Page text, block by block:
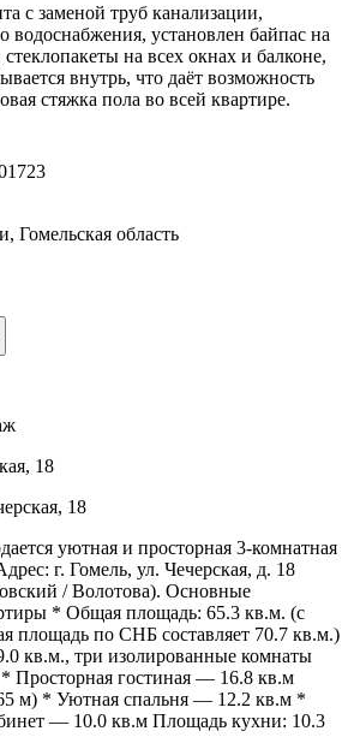
с заменой труб канализации,
водоснабжения, установлен байпас на
на всех окнах и балконе,
внутрь, что даёт возможность
стяжка пола во всей квартире.
Гомельская область
18
18
уютная и просторная 3-комнатная
г. Гомель, ул. Чечерская, д. 18
/ Волотова). Основные
* Общая площадь: 65.3 кв.м. (с
площадь по СНБ составляет 70.7 кв.м.)
кв.м., три изолированные комнаты
Просторная гостиная — 16.8 кв.м
м) * Уютная спальня — 12.2 кв.м *
— 10.0 кв.м Площадь кухни: 10.3